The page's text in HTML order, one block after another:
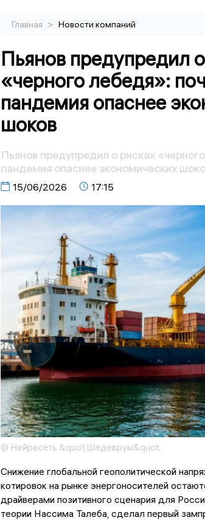
Главная > Новости компаний
Пьянов предупредил
«черного лебедя»:
пандемия опаснее
шоков
Пьянов предупредил о рисках
пандемия опаснее экономических
15/06/2026 17:15
© Нейросеть &quot;Шедеврум&quot;
Снижение глобальной геополитической
котировок на рынке энергоносителей
драйверами позитивного сценария для
теории Нассима Талеба, сделал первый